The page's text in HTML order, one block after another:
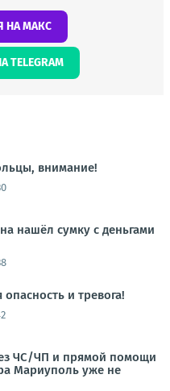
НА МАКС
внимание!
нашёл сумку с деньгами
и тревога!
ЧС/ЧП и прямой помощи
Мариуполь уже не